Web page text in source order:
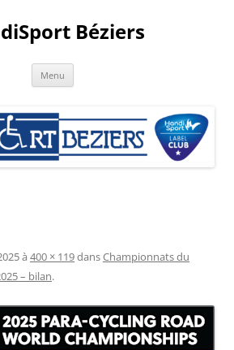
Béziers
Menu
à 400 × 119dansChampionnats du
– bilan.